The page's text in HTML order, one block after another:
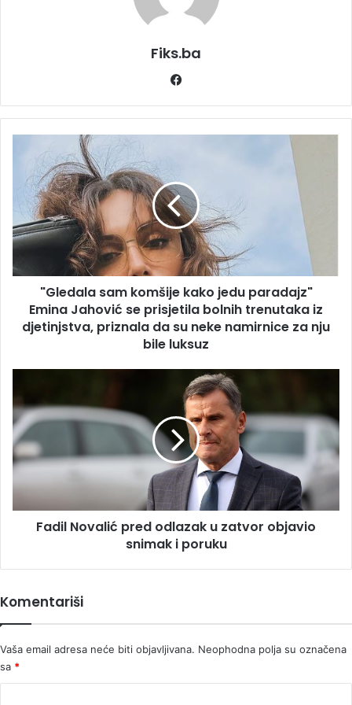
Fiks.ba
komšije
kako
jedu
paradajz"
Emina
se
prisjetila
bolnih
trenutaka
priznala
su
neke
namirnice
za
nju
bile
"Gledala sam komšije kako jedu paradajz"
Emina Jahović se prisjetila bolnih trenutaka iz
djetinjstva, priznala da su neke namirnice za nju
bile luksuz
pred
odlazak
u
zatvor
snimak
i
porukuFadil Novalić pred odlazak u zatvor objavio
snimak i poruku
Komentariši
Vaša email adresa neće biti objavljivana. Neophodna polja su označena
sa *